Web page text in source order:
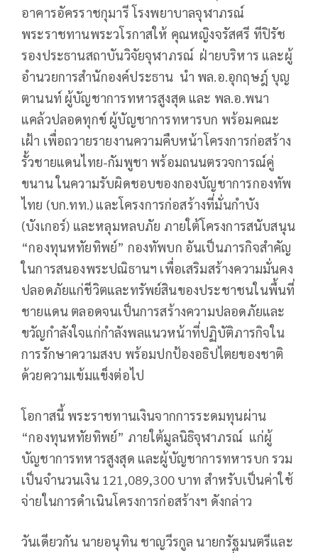
อาคารอัครราชกุมารี โรงพยาบาลจุฬาภรณ์
พระราชทานพระวโรกาสให้ คุณหญิงจรัสศรี ทีปิรัช
รองประธานสถาบันวิจัยจุฬาภรณ์ ฝ่ายบริหาร และผู้
อำนวยการสำนักองค์ประธาน นำ พล.อ.อุกฤษฎ์ บุญ
ตานนท์ ผู้บัญชาการทหารสูงสุด และ พล.อ.พนา
แคล้วปลอดทุกข์ ผู้บัญชาการทหารบก พร้อมคณะ
เฝ้า เพื่อถวายรายงานความคืบหน้าโครงการก่อสร้าง
รั้วชายแดนไทย-กัมพูชา พร้อมถนนตรวจการณ์คู่
ขนาน ในความรับผิดชอบของกองบัญชาการกองทัพ
ไทย (บก.ทท.) และโครงการก่อสร้างที่มั่นกำบัง
(บังเกอร์) และหลุมหลบภัย ภายใต้โครงการสนับสนุน
“กองทุนหทัยทิพย์” กองทัพบก อันเป็นภารกิจสำคัญ
ในการสนองพระปณิธานฯ เพื่อเสริมสร้างความมั่นคง
ปลอดภัยแก่ชีวิตและทรัพย์สินของประชาชนในพื้นที่
ชายแดน ตลอดจนเป็นการสร้างความปลอดภัยและ
ขวัญกำลังใจแก่กำลังพลแนวหน้าที่ปฏิบัติภารกิจใน
การรักษาความสงบ พร้อมปกป้องอธิปไตยของชาติ
ด้วยความเข้มแข็งต่อไป
โอกาสนี้ พระราชทานเงินจากการระดมทุนผ่าน
“กองทุนหทัยทิพย์” ภายใต้มูลนิธิจุฬาภรณ์ แก่ผู้
บัญชาการทหารสูงสุด และผู้บัญชาการทหารบก รวม
เป็นจำนวนเงิน 121,089,300 บาท สำหรับเป็นค่าใช้
จ่ายในการดำเนินโครงการก่อสร้างฯ ดังกล่าว
วันเดียวกัน นายอนุทิน ชาญวีรกูล นายกรัฐมนตรีและ